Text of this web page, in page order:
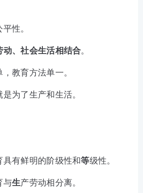
性。
动、社会生活相结合。
，教育方法单一。
是为了生产和生活。
具有鲜明的阶级性和等级性。
与生产劳动相分离。